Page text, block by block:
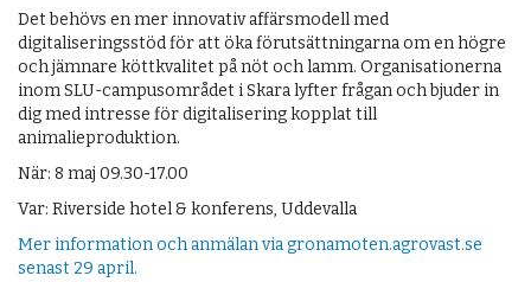
Det behövs en mer innovativ affärsmodell med
digitaliseringsstöd för att öka förutsättningarna om en högre
och jämnare köttkvalitet på nöt och lamm. Organisationerna
inom SLU-campusområdet i Skara lyfter frågan och bjuder in
dig med intresse för digitalisering kopplat till
animalieproduktion.
När: 8 maj 09.30-17.00
Var: Riverside hotel & konferens, Uddevalla
Mer information och anmälan via gronamoten.agrovast.se
senast 29 april.